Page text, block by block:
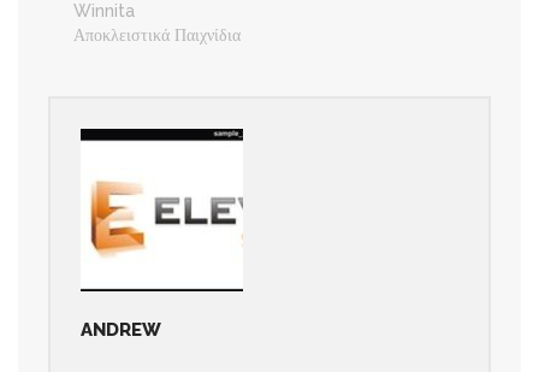
Winnita
Αποκλειστικά Παιχνίδια
ANDREW